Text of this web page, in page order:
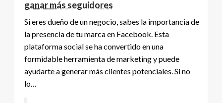
ganar más seguidores
Si eres dueño de un negocio, sabes la importancia de
la presencia de tu marca en Facebook. Esta
plataforma social se ha convertido en una
formidable herramienta de marketing y puede
ayudarte a generar más clientes potenciales. Si no
lo…